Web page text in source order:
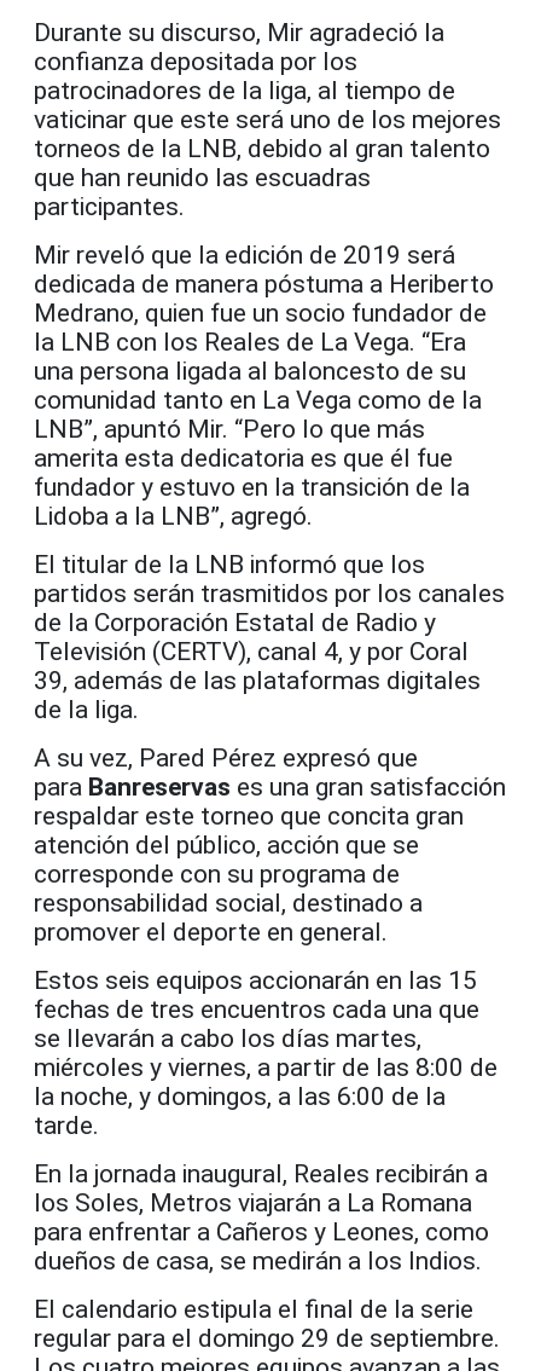
Durante su discurso, Mir agradeció la
confianza depositada por los
patrocinadores de la liga, al tiempo de
vaticinar que este será uno de los mejores
torneos de la LNB, debido al gran talento
que han reunido las escuadras
participantes.
Mir reveló que la edición de 2019 será
dedicada de manera póstuma a Heriberto
Medrano, quien fue un socio fundador de
la LNB con los Reales de La Vega. “Era
una persona ligada al baloncesto de su
comunidad tanto en La Vega como de la
LNB”, apuntó Mir. “Pero lo que más
amerita esta dedicatoria es que él fue
fundador y estuvo en la transición de la
Lidoba a la LNB”, agregó.
El titular de la LNB informó que los
partidos serán trasmitidos por los canales
de la Corporación Estatal de Radio y
Televisión (CERTV), canal 4, y por Coral
39, además de las plataformas digitales
de la liga.
A su vez, Pared Pérez expresó que
para Banreservas es una gran satisfacción
respaldar este torneo que concita gran
atención del público, acción que se
corresponde con su programa de
responsabilidad social, destinado a
promover el deporte en general.
Estos seis equipos accionarán en las 15
fechas de tres encuentros cada una que
se llevarán a cabo los días martes,
miércoles y viernes, a partir de las 8:00 de
la noche, y domingos, a las 6:00 de la
tarde.
En la jornada inaugural, Reales recibirán a
los Soles, Metros viajarán a La Romana
para enfrentar a Cañeros y Leones, como
dueños de casa, se medirán a los Indios.
El calendario estipula el final de la serie
regular para el domingo 29 de septiembre.